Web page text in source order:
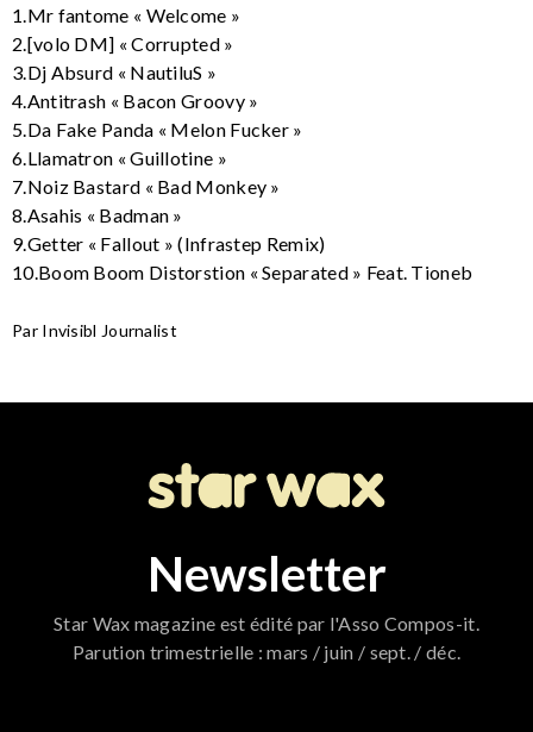
1.Mr fantome « Welcome »
2.[volo DM] « Corrupted »
3.Dj Absurd « NautiluS »
4.Antitrash « Bacon Groovy »
5.Da Fake Panda « Melon Fucker »
6.Llamatron « Guillotine »
7.Noiz Bastard « Bad Monkey »
8.Asahis « Badman »
9.Getter « Fallout » (Infrastep Remix)
10.Boom Boom Distorstion « Separated » Feat. Tioneb
Par Invisibl Journalist
Newsletter
Star Wax magazine est édité par l'Asso Compos-it.
Parution trimestrielle : mars / juin / sept. / déc.